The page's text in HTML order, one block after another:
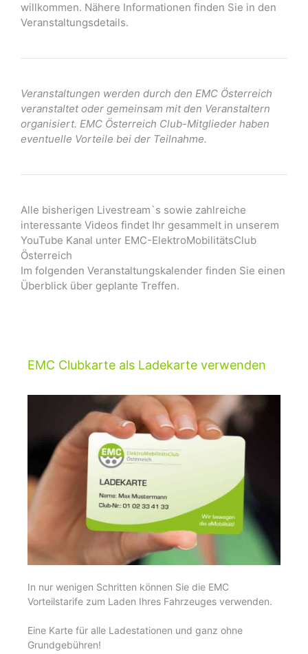
willkommen. Nähere Informationen finden Sie in den
Veranstaltungsdetails.
Veranstaltungen werden durch den EMC Österreich
veranstaltet oder gemeinsam mit den Veranstaltern
organisiert. EMC Österreich Club-Mitglieder haben
eventuelle Vorteile bei der Teilnahme.
Alle bisherigen Livestream`s sowie zahlreiche
interessante Videos findet Ihr gesammelt in unserem
YouTube Kanal unter EMC-ElektroMobilitätsClub
Österreich
Im folgenden Veranstaltungskalender finden Sie einen
Überblick über geplante Treffen.
EMC Clubkarte als Ladekarte verwenden
In nur wenigen Schritten können Sie die EMC
Vorteilstarife zum Laden Ihres Fahrzeuges verwenden.
Eine Karte für alle Ladestationen und ganz ohne
Grundgebühren!